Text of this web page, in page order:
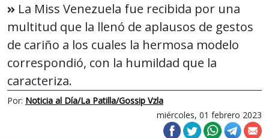
La Miss Venezuela fue recibida por una
multitud que la llenó de aplausos de gestos
de cariño a los cuales la hermosa modelo
correspondió, con la humildad que la
caracteriza.
Por: Noticia al Día/La Patilla/Gossip Vzla
miércoles, 01 febrero 2023